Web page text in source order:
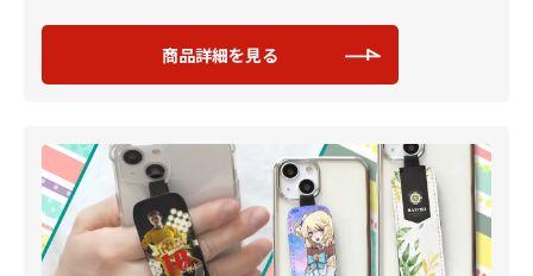
商品詳細を見る